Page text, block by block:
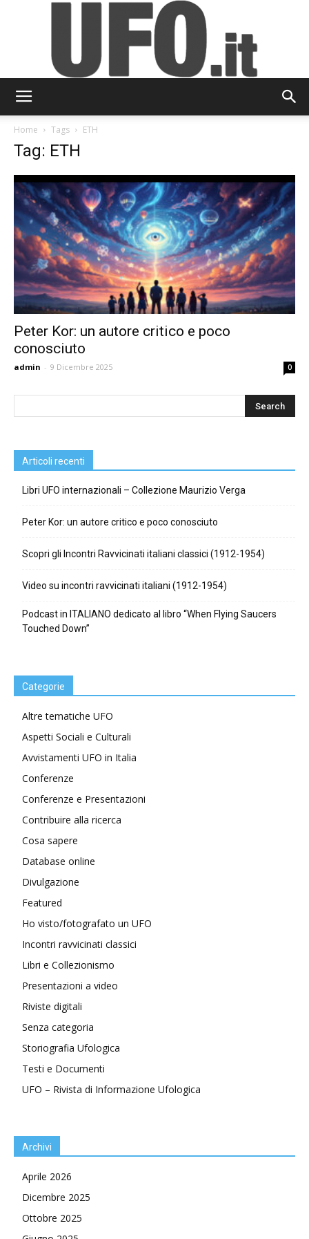
Home Tags ETH
Tag: ETH
Peter Kor: un autore critico e poco
conosciuto
admin - 9 Dicembre 2025 0
Articoli recenti
Libri UFO internazionali – Collezione Maurizio Verga
Peter Kor: un autore critico e poco conosciuto
Scopri gli Incontri Ravvicinati italiani classici (1912-1954)
Video su incontri ravvicinati italiani (1912-1954)
Podcast in ITALIANO dedicato al libro “When Flying Saucers
Touched Down”
Categorie
Altre tematiche UFO
Aspetti Sociali e Culturali
Avvistamenti UFO in Italia
Conferenze
Conferenze e Presentazioni
Contribuire alla ricerca
Cosa sapere
Database online
Divulgazione
Featured
Ho visto/fotografato un UFO
Incontri ravvicinati classici
Libri e Collezionismo
Presentazioni a video
Riviste digitali
Senza categoria
Storiografia Ufologica
Testi e Documenti
UFO – Rivista di Informazione Ufologica
Archivi
Aprile 2026
Dicembre 2025
Ottobre 2025